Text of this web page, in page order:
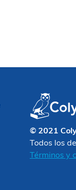
© 2021
Todos los
Términos y